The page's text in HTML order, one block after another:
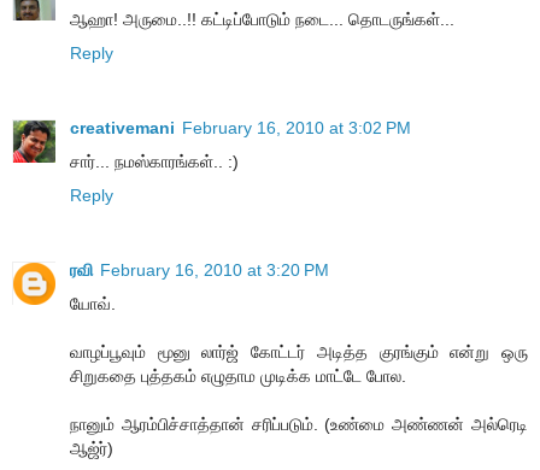
ஆஹா! அருமை..!! கட்டிப்போடும் நடை... தொடருங்கள்...
Reply
creativemani February 16, 2010 at 3:02 PM
சார்... நமஸ்காரங்கள்.. :)
Reply
ரவி February 16, 2010 at 3:20 PM
யோவ்.
வாழப்பூவும் மூனு லார்ஜ் கோட்டர் அடித்த குரங்கும் என்று ஒரு
சிறுகதை புத்தகம் எழுதாம முடிக்க மாட்டே போல.
நானும் ஆரம்பிச்சாத்தான் சரிப்படும். (உண்மை அண்ணன் அல்ரெடி
ஆஜ்ர்)